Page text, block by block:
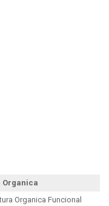
Organica
Organica Funcional